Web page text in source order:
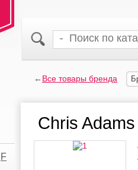
←Все товары бренда
Chris
F